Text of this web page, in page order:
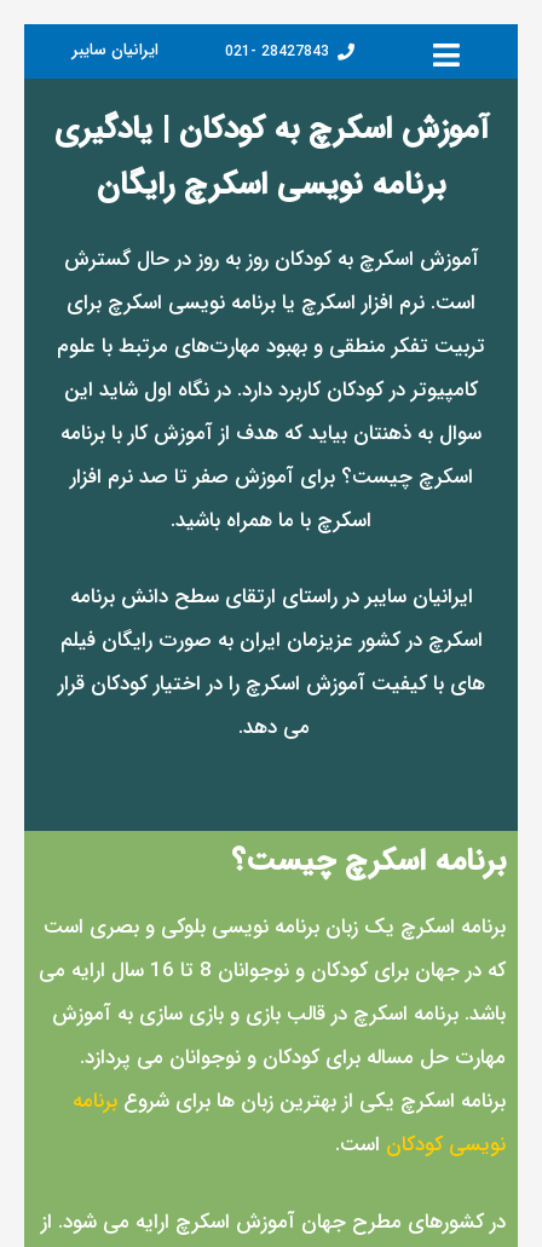
28427843 -021 ایرانیان سایبر
آموزش اسکرچ به کودکان | یادگیری
برنامه نویسی اسکرچ رایگان
آموزش اسکرچ به کودکان روز به روز در حال گسترش
است. نرم افزار اسکرچ یا برنامه نویسی اسکرچ برای
تربیت تفکر منطقی و بهبود مهارت‌های مرتبط با علوم
کامپیوتر در کودکان کاربرد دارد. در نگاه اول شاید این
سوال به ذهنتان بیاید که هدف از آموزش کار با برنامه
اسکرچ چیست؟ برای آموزش صفر تا صد نرم افزار
اسکرچ با ما همراه باشید.
ایرانیان سایبر در راستای ارتقای سطح دانش برنامه
اسکرچ در کشور عزیزمان ایران به صورت رایگان فیلم
های با کیفیت آموزش اسکرچ را در اختیار کودکان قرار
می دهد.
برنامه اسکرچ چیست؟
برنامه اسکرچ یک زبان برنامه نویسی بلوکی و بصری است
که در جهان برای کودکان و نوجوانان 8 تا 16 سال ارایه می
باشد. برنامه اسکرچ در قالب بازی و بازی سازی به آموزش
مهارت حل مساله برای کودکان و نوجوانان می پردازد.
برنامه اسکرچ یکی از بهترین زبان ها برای شروع برنامه
نویسی کودکان است.
در کشورهای مطرح جهان آموزش اسکرچ ارایه می شود. از